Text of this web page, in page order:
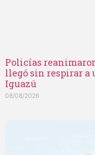
Policías
llegó sin respirar a
Iguazú
08/08/2026